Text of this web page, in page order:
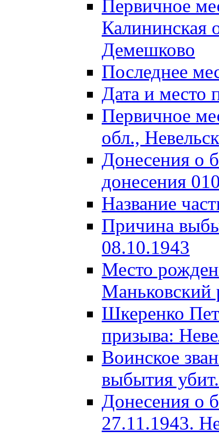
Первичное
Калининская
Демешково
Последнее
Дата и место
Первичное
обл.,
Донесения о
донесения
Название
Причина
08.10.1943
Место
Маньковский
Шкеренко
призыва:
Воинское
выбытия убит.
Донесения о
27.11.1943.